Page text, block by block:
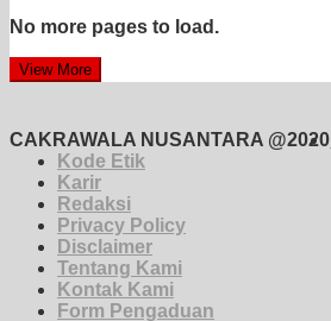
No more pages to load.
View More
CAKRAWALA NUSANTARA @2020
Kode Etik
Karir
Redaksi
Privacy Policy
Disclaimer
Tentang Kami
Kontak Kami
Form Pengaduan